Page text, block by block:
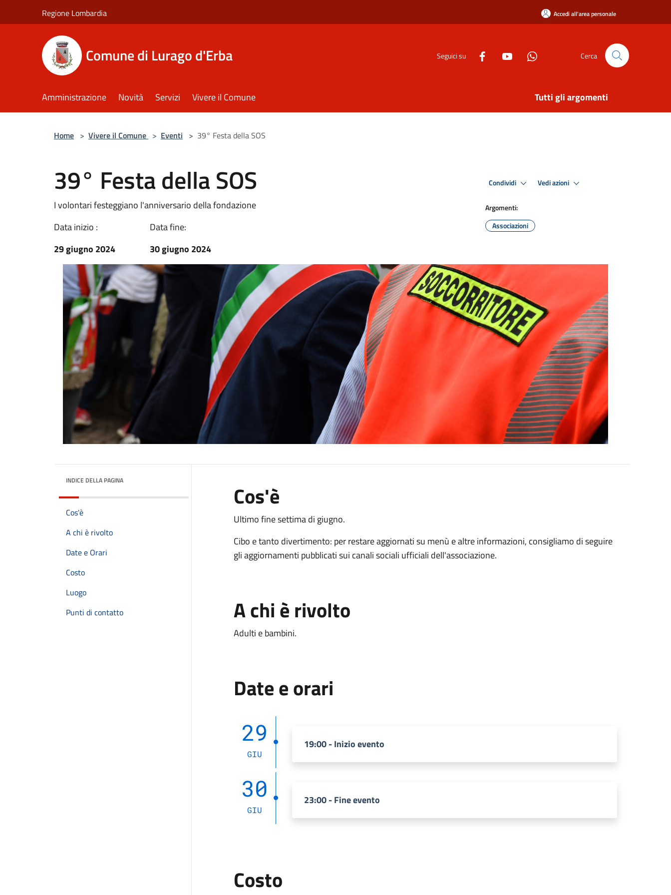
Regione Lombardia Accedi all'area personale
Comune di Lurago d'Erba Seguici su Cerca
Amministrazione Novità Servizi Vivere il Comune Tutti gli argomenti
Home > Vivere il Comune > Eventi > 39° Festa della SOS
39° Festa della SOS
I volontari festeggiano l'anniversario della fondazione
Data inizio :
29 giugno 2024
Data fine:
30 giugno 2024
Condividi Vedi azioni
Argomenti:
Associazioni
INDICE DELLA PAGINA
Cos'è
A chi è rivolto
Date e Orari
Costo
Luogo
Punti di contatto
Cos'è
Ultimo fine settima di giugno.
Cibo e tanto divertimento: per restare aggiornati su menù e altre informazioni, consigliamo di seguire
gli aggiornamenti pubblicati sui canali sociali ufficiali dell'associazione.
A chi è rivolto
Adulti e bambini.
Date e orari
29
GIU
19:00 - Inizio evento
30
GIU
23:00 - Fine evento
Costo